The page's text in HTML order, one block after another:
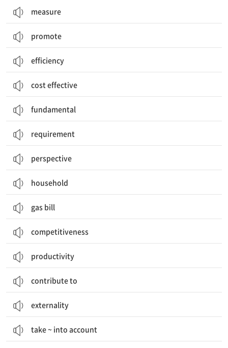
measure
promote
efficiency
cost effective
fundamental
requirement
perspective
household
gas bill
competitiveness
productivity
contribute to
externality
take ~ into account